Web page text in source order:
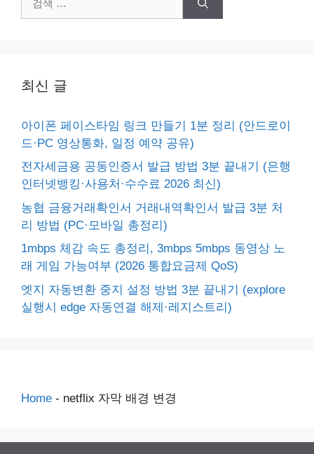
색:
최신 글
아이폰 페이스타임 링크 만들기 1분 정리 (안드로이
드·PC 영상통화, 일정 예약 공유)
전자세금용 공동인증서 발급 방법 3분 끝내기 (은행
인터넷뱅킹·사용처·수수료 2026 최신)
농협 금융거래확인서 거래내역확인서 발급 3분 처
리 방법 (PC·모바일 총정리)
1mbps 체감 속도 총정리, 3mbps 5mbps 동영상 노
래 게임 가능여부 (2026 통합요금제 QoS)
엣지 자동변환 중지 설정 방법 3분 끝내기 (explore
실행시 edge 자동연결 해제·레지스트리)
Home - netflix 자막 배경 변경